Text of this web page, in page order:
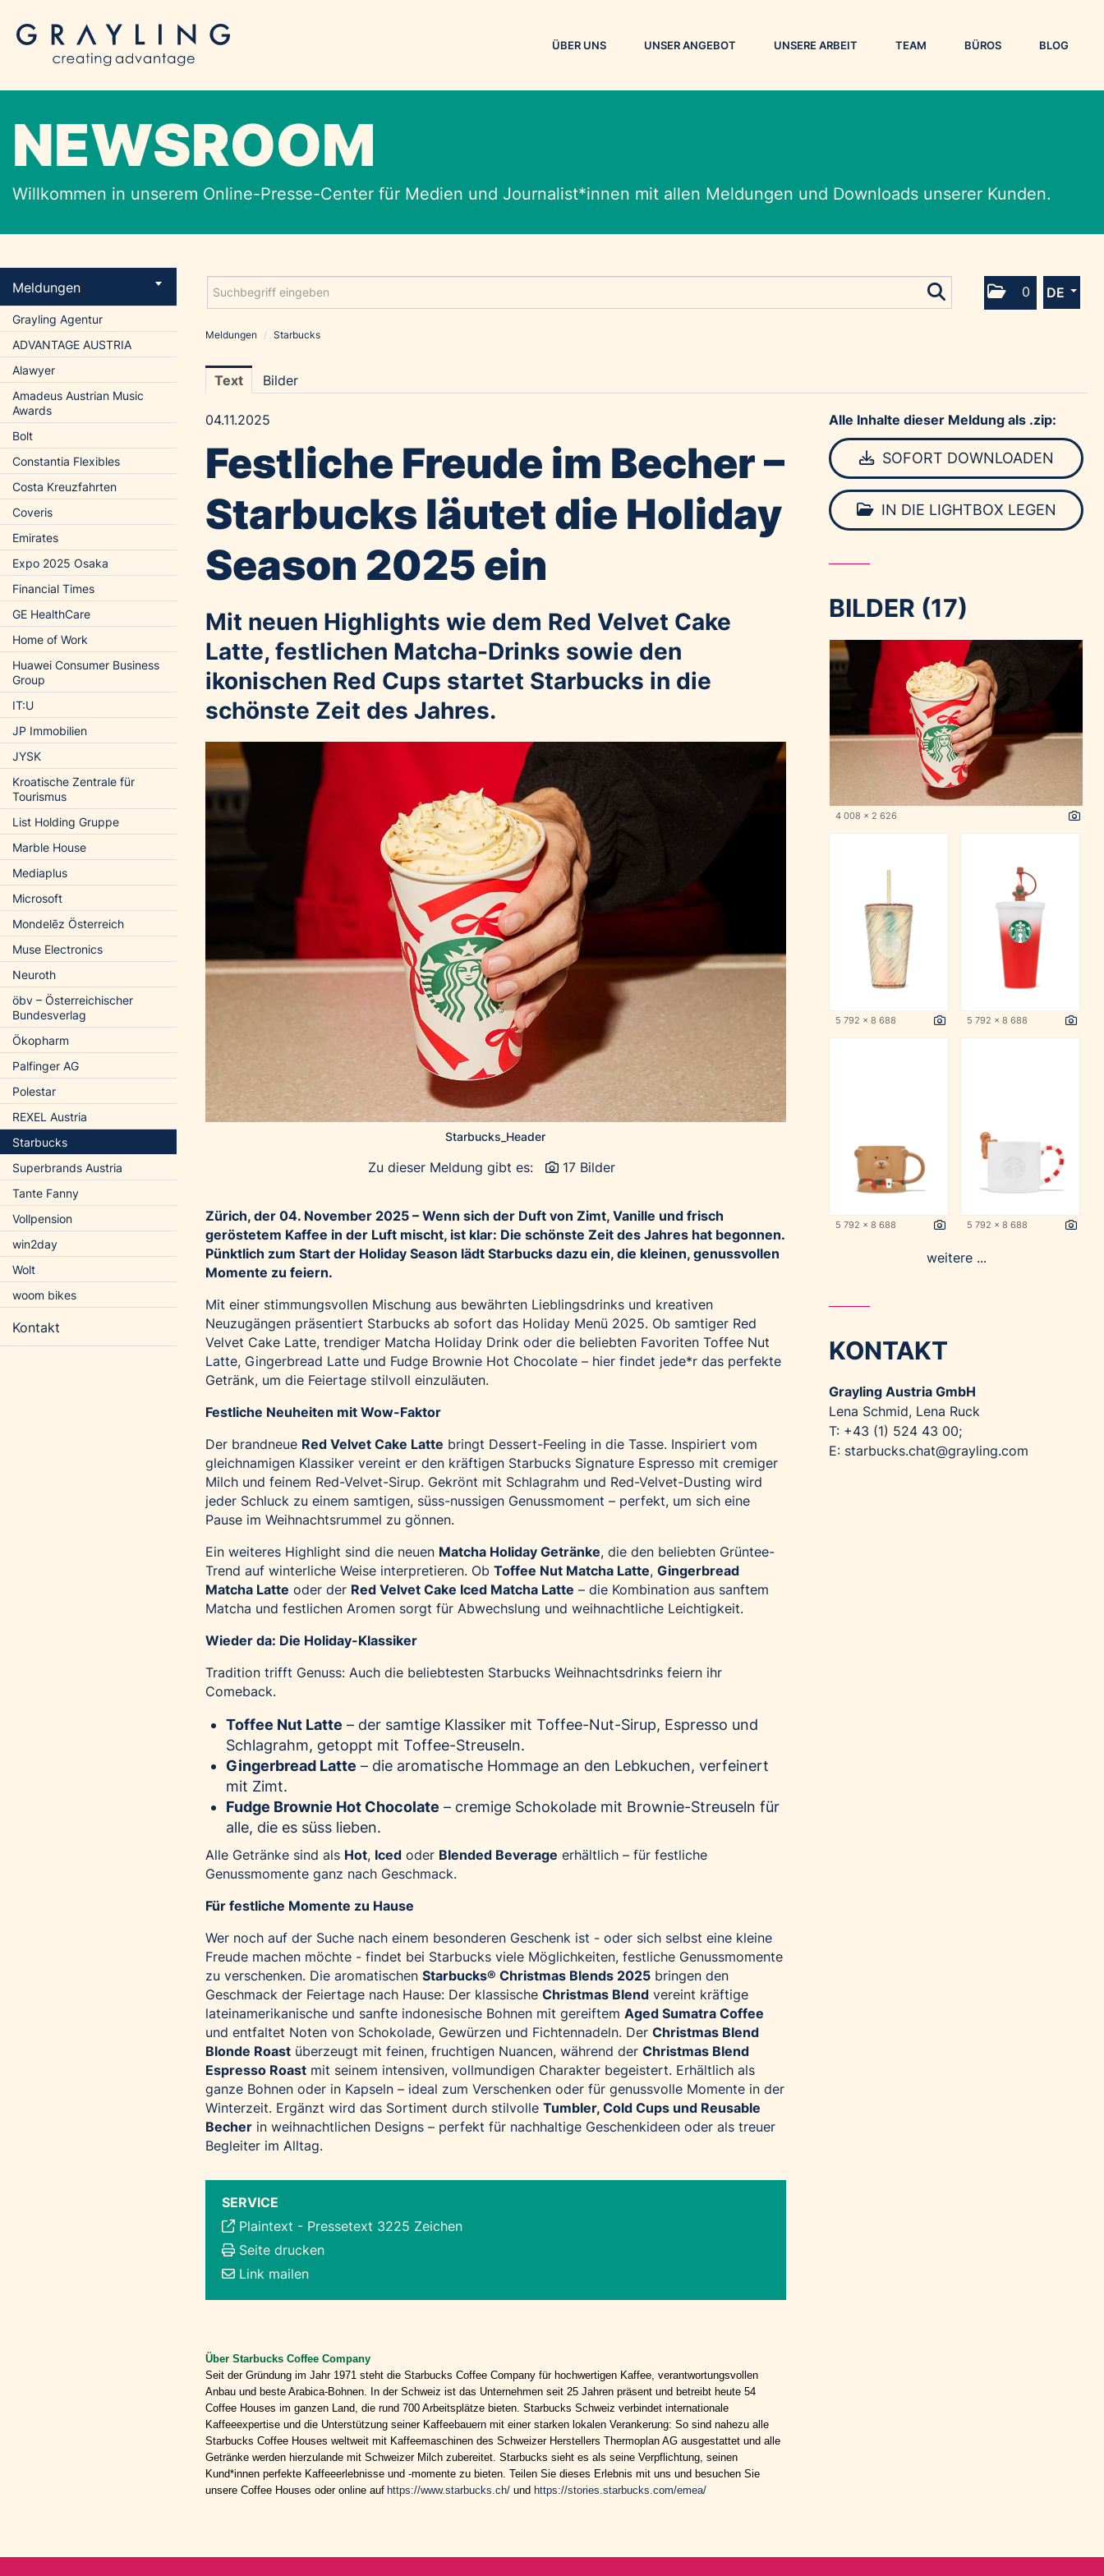
ÜBER UNS UNSER ANGEBOT UNSERE ARBEIT TEAM BÜROS BLOG
NEWSROOM
Willkommen in unserem Online-Presse-Center für Medien und Journalist*innen mit allen Meldungen und Downloads unserer Kunden.
0 DE
Meldungen
Grayling Agentur
ADVANTAGE AUSTRIA
Alawyer
Amadeus Austrian Music
Awards
Bolt
Constantia Flexibles
Costa Kreuzfahrten
Coveris
Emirates
Expo 2025 Osaka
Financial Times
GE HealthCare
Home of Work
Huawei Consumer Business
Group
IT:U
JP Immobilien
JYSK
Kroatische Zentrale für
Tourismus
List Holding Gruppe
Marble House
Mediaplus
Microsoft
Mondelēz Österreich
Muse Electronics
Neuroth
öbv – Österreichischer
Bundesverlag
Ökopharm
Palfinger AG
Polestar
REXEL Austria
Starbucks
Superbrands Austria
Tante Fanny
Vollpension
win2day
Wolt
woom bikes
Kontakt
Meldungen / Starbucks
Text Bilder
04.11.2025
Festliche Freude im Becher –
Starbucks läutet die Holiday
Season 2025 ein
Mit neuen Highlights wie dem Red Velvet Cake
Latte, festlichen Matcha-Drinks sowie den
ikonischen Red Cups startet Starbucks in die
schönste Zeit des Jahres.
Starbucks_Header
Zu dieser Meldung gibt es: 17 Bilder
Zürich, der 04. November 2025 – Wenn sich der Duft von Zimt, Vanille und frisch
geröstetem Kaffee in der Luft mischt, ist klar: Die schönste Zeit des Jahres hat begonnen.
Pünktlich zum Start der Holiday Season lädt Starbucks dazu ein, die kleinen, genussvollen
Momente zu feiern.
Mit einer stimmungsvollen Mischung aus bewährten Lieblingsdrinks und kreativen
Neuzugängen präsentiert Starbucks ab sofort das Holiday Menü 2025. Ob samtiger Red
Velvet Cake Latte, trendiger Matcha Holiday Drink oder die beliebten Favoriten Toffee Nut
Latte, Gingerbread Latte und Fudge Brownie Hot Chocolate – hier findet jede*r das perfekte
Getränk, um die Feiertage stilvoll einzuläuten.
Festliche Neuheiten mit Wow-Faktor
Der brandneue Red Velvet Cake Latte bringt Dessert-Feeling in die Tasse. Inspiriert vom
gleichnamigen Klassiker vereint er den kräftigen Starbucks Signature Espresso mit cremiger
Milch und feinem Red-Velvet-Sirup. Gekrönt mit Schlagrahm und Red-Velvet-Dusting wird
jeder Schluck zu einem samtigen, süss-nussigen Genussmoment – perfekt, um sich eine
Pause im Weihnachtsrummel zu gönnen.
Ein weiteres Highlight sind die neuen Matcha Holiday Getränke, die den beliebten Grüntee-
Trend auf winterliche Weise interpretieren. Ob Toffee Nut Matcha Latte, Gingerbread
Matcha Latte oder der Red Velvet Cake Iced Matcha Latte – die Kombination aus sanftem
Matcha und festlichen Aromen sorgt für Abwechslung und weihnachtliche Leichtigkeit.
Wieder da: Die Holiday-Klassiker
Tradition trifft Genuss: Auch die beliebtesten Starbucks Weihnachtsdrinks feiern ihr
Comeback.
Toffee Nut Latte – der samtige Klassiker mit Toffee-Nut-Sirup, Espresso und
Schlagrahm, getoppt mit Toffee-Streuseln.
Gingerbread Latte – die aromatische Hommage an den Lebkuchen, verfeinert
mit Zimt.
Fudge Brownie Hot Chocolate – cremige Schokolade mit Brownie-Streuseln für
alle, die es süss lieben.
Alle Getränke sind als Hot, Iced oder Blended Beverage erhältlich – für festliche
Genussmomente ganz nach Geschmack.
Für festliche Momente zu Hause
Wer noch auf der Suche nach einem besonderen Geschenk ist - oder sich selbst eine kleine
Freude machen möchte - findet bei Starbucks viele Möglichkeiten, festliche Genussmomente
zu verschenken. Die aromatischen Starbucks® Christmas Blends 2025 bringen den
Geschmack der Feiertage nach Hause: Der klassische Christmas Blend vereint kräftige
lateinamerikanische und sanfte indonesische Bohnen mit gereiftem Aged Sumatra Coffee
und entfaltet Noten von Schokolade, Gewürzen und Fichtennadeln. Der Christmas Blend
Blonde Roast überzeugt mit feinen, fruchtigen Nuancen, während der Christmas Blend
Espresso Roast mit seinem intensiven, vollmundigen Charakter begeistert. Erhältlich als
ganze Bohnen oder in Kapseln – ideal zum Verschenken oder für genussvolle Momente in der
Winterzeit. Ergänzt wird das Sortiment durch stilvolle Tumbler, Cold Cups und Reusable
Becher in weihnachtlichen Designs – perfekt für nachhaltige Geschenkideen oder als treuer
Begleiter im Alltag.
SERVICE
Plaintext - Pressetext 3225 Zeichen
Seite drucken
Link mailen
Über Starbucks Coffee Company
Seit der Gründung im Jahr 1971 steht die Starbucks Coffee Company für hochwertigen Kaffee, verantwortungsvollen
Anbau und beste Arabica-Bohnen. In der Schweiz ist das Unternehmen seit 25 Jahren präsent und betreibt heute 54
Coffee Houses im ganzen Land, die rund 700 Arbeitsplätze bieten. Starbucks Schweiz verbindet internationale
Kaffeeexpertise und die Unterstützung seiner Kaffeebauern mit einer starken lokalen Verankerung: So sind nahezu alle
Starbucks Coffee Houses weltweit mit Kaffeemaschinen des Schweizer Herstellers Thermoplan AG ausgestattet und alle
Getränke werden hierzulande mit Schweizer Milch zubereitet. Starbucks sieht es als seine Verpflichtung, seinen
Kund*innen perfekte Kaffeeerlebnisse und -momente zu bieten. Teilen Sie dieses Erlebnis mit uns und besuchen Sie
unsere Coffee Houses oder online auf https://www.starbucks.ch/ und https://stories.starbucks.com/emea/
Alle Inhalte dieser Meldung als .zip:
SOFORT DOWNLOADEN
IN DIE LIGHTBOX LEGEN
BILDER (17)
4 008 x 2 626
5 792 x 8 688 5 792 x 8 688
5 792 x 8 688 5 792 x 8 688
weitere ...
KONTAKT
Grayling Austria GmbH
Lena Schmid, Lena Ruck
T: +43 (1) 524 43 00;
E: starbucks.chat@grayling.com